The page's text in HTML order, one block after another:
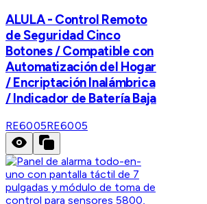
ALULA - Control Remoto
de Seguridad Cinco
Botones / Compatible con
Automatización del Hogar
/ Encriptación Inalámbrica
/ Indicador de Batería Baja
RE6005RE6005